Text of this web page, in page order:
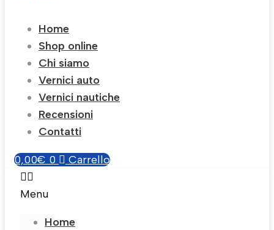
Home
Shop online
Chi siamo
Vernici auto
Vernici nautiche
Recensioni
Contatti
0,00€ 0 Carrello
Menu
Home